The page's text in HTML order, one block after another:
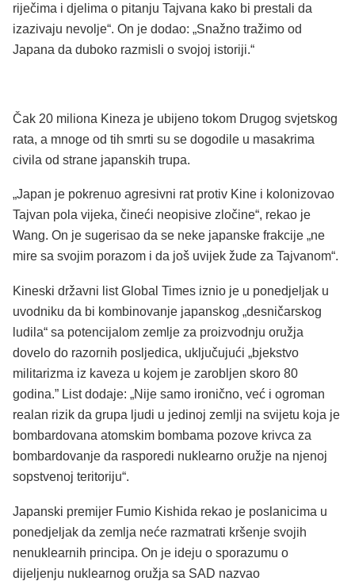
riječima i djelima o pitanju Tajvana kako bi prestali da
izazivaju nevolje“. On je dodao: „Snažno tražimo od
Japana da duboko razmisli o svojoj istoriji.“
Čak 20 miliona Kineza je ubijeno tokom Drugog svjetskog
rata, a mnoge od tih smrti su se dogodile u masakrima
civila od strane japanskih trupa.
„Japan je pokrenuo agresivni rat protiv Kine i kolonizovao
Tajvan pola vijeka, čineći neopisive zločine“, rekao je
Wang. On je sugerisao da se neke japanske frakcije „ne
mire sa svojim porazom i da još uvijek žude za Tajvanom“.
Kineski državni list Global Times iznio je u ponedjeljak u
uvodniku da bi kombinovanje japanskog „desničarskog
ludila“ sa potencijalom zemlje za proizvodnju oružja
dovelo do razornih posljedica, uključujući „bjekstvo
militarizma iz kaveza u kojem je zarobljen skoro 80
godina.” List dodaje: „Nije samo ironično, već i ogroman
realan rizik da grupa ljudi u jedinoj zemlji na svijetu koja je
bombardovana atomskim bombama pozove krivca za
bombardovanje da rasporedi nuklearno oružje na njenoj
sopstvenoj teritoriju“.
Japanski premijer Fumio Kishida rekao je poslanicima u
ponedjeljak da zemlja neće razmatrati kršenje svojih
nenuklearnih principa. On je ideju o sporazumu o
dijeljenju nuklearnog oružja sa SAD nazvao